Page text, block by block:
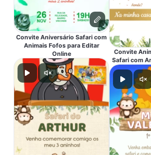
Convite Aniversário Safari com
Animais Fofos para Editar
Online
Convite
Safari com